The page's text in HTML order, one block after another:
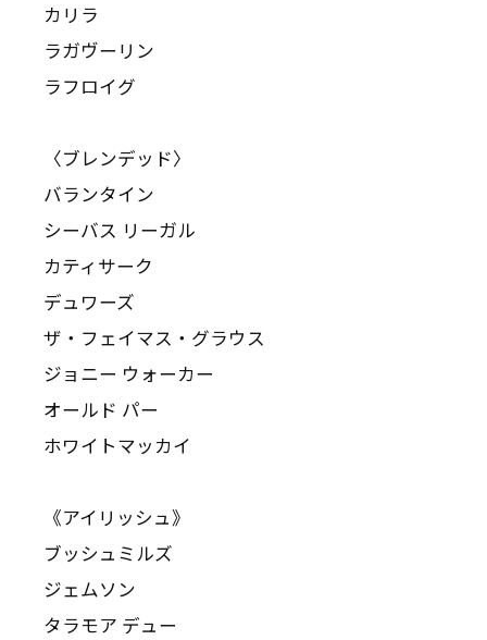
カリラ
ラガヴーリン
ラフロイグ
〈ブレンデッド〉
バランタイン
シーバス リーガル
カティサーク
デュワーズ
ザ・フェイマス・グラウス
ジョニー ウォーカー
オールド パー
ホワイトマッカイ
《アイリッシュ》
ブッシュミルズ
ジェムソン
タラモア デュー